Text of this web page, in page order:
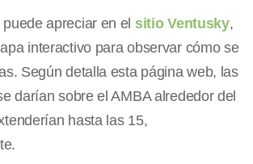
apreciar en el sitio Ventusky,
interactivo para observar cómo se
Según detalla esta página web, las
darían sobre el AMBA alrededor del
hasta las 15,